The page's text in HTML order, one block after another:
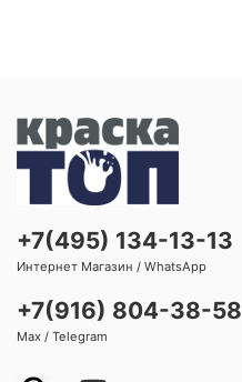
+7(495) 134-13-13
Интернет Магазин / WhatsApp
+7(916) 804-38-58
Max / Telegram